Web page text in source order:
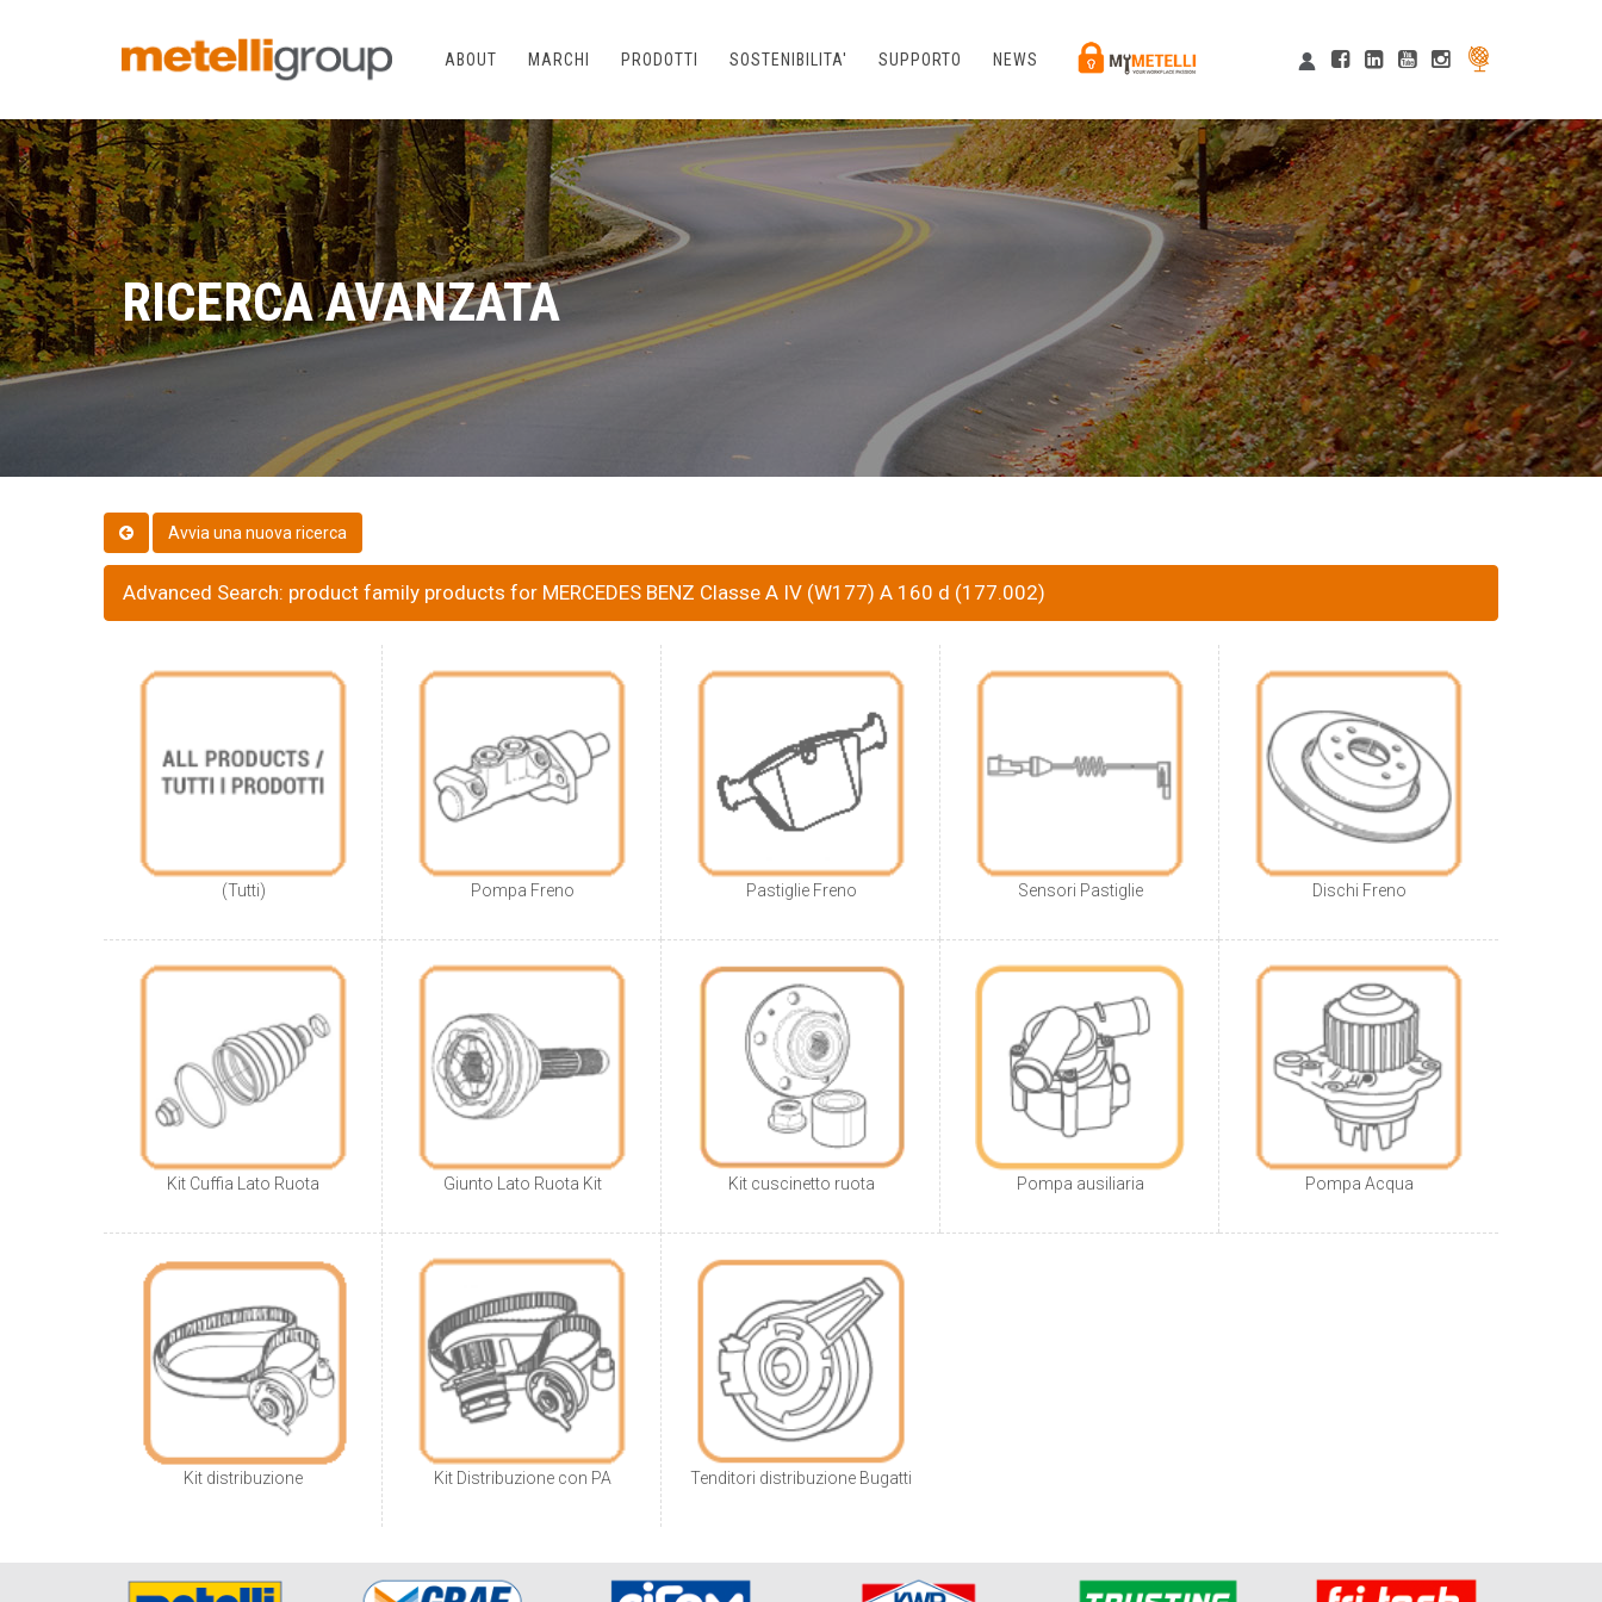
ABOUT MARCHI PRODOTTI SOSTENIBILITA' SUPPORTO NEWS
RICERCA AVANZATA
Advanced Search: product family products for MERCEDES BENZ Classe A IV (W177) A 160 d (177.002)
(Tutti) Pompa Freno Pastiglie Freno Sensori Pastiglie Dischi Freno
Kit Cuffia Lato Ruota Giunto Lato Ruota Kit Kit cuscinetto ruota Pompa ausiliaria Pompa Acqua
Kit distribuzione Kit Distribuzione con PA Tenditori distribuzione Bugatti